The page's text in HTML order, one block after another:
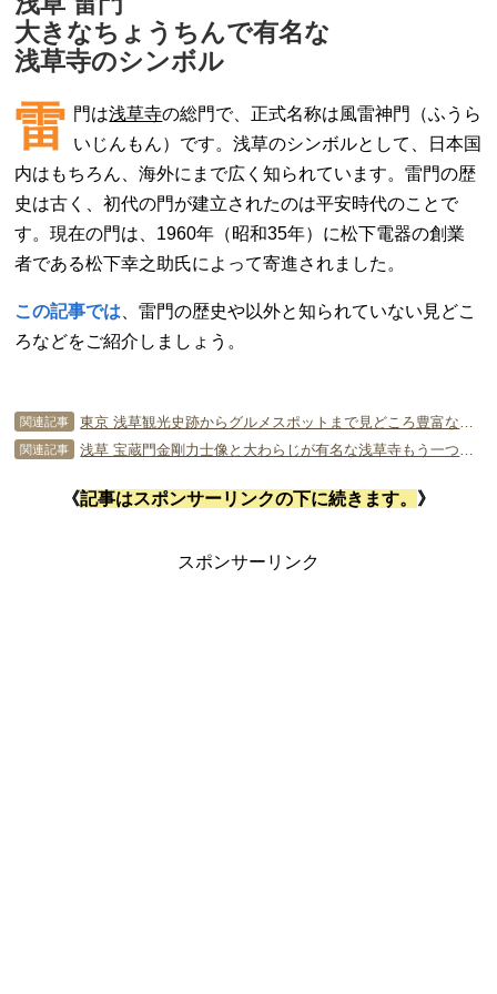
大きなちょうちんで有名な
浅草寺のシンボル
雷 門は浅草寺の総門で、正式名称は風雷神門（ふうら
いじんもん）です。浅草のシンボルとして、日本国
内はもちろん、海外にまで広く知られています。雷門の歴
史は古く、初代の門が建立されたのは平安時代のことで
す。現在の門は、1960年（昭和35年）に松下電器の創業
者である松下幸之助氏によって寄進されました。
この記事では 、雷門の歴史や以外と知られていない見どこ
ろなどをご紹介しましょう。
関連記事
関連記事
《記事はスポンサーリンクの下に続きます。 》
スポンサーリンク